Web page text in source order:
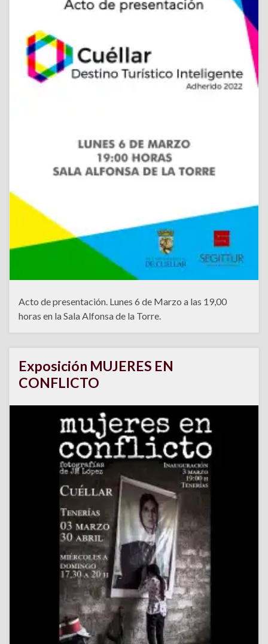
Acto de presentación. Lunes 6 de Marzo a las 19,00
horas en la Sala Alfonsa de la Torre.
Exposición MUJERES EN
CONFLICTO